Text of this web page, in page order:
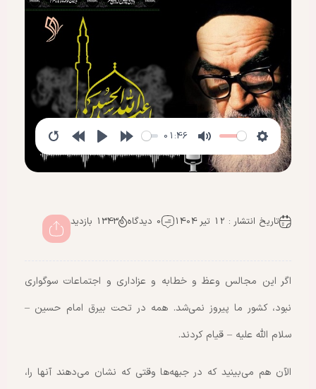
01:46
تاریخ انتشار : 12 تیر 1404 0 دیدگاه 1343 بازدید
اگر این مجالس وعظ و خطابه و عزاداری و اجتماعات سوگواری
نبود، کشور ما پیروز نمی‌شد. همه در تحت بیرق امام حسین –
سلام الله علیه – قیام کردند.
الآن هم می‌بینید که در جبهه‌ها وقتی که نشان می‌دهند آنها را،